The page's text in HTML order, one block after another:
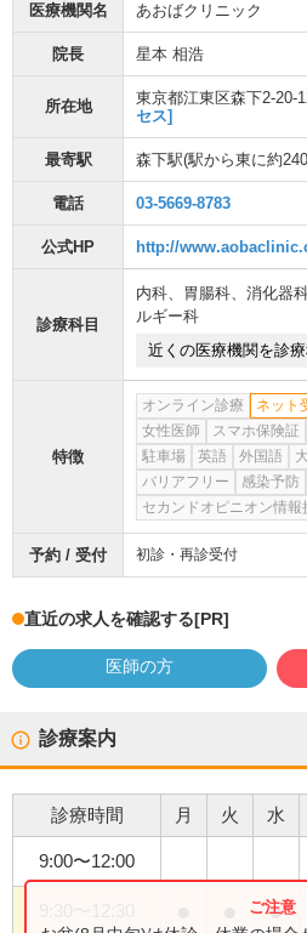
医療機関名 あおばクリニック
院長 星本 相浩
所在地 東京都江東区森下2-20-
セス]
最寄駅 森下駅(駅から東に約
電話 03-5669-8783
公式HP http://
診療科目
内科、 胃腸科、 消化器
ルギー科
近くの医療機関を診
特徴
オンライン診療 ネット
女性医師
スマホ保険証
駐車場
英語 外国語
バリアフリー
感染予防
セカンドオピニオン情報
予約 / 受付 初診・再診受付
直近の求人を確認する[PR]
医師の方
診療案内
診療時間 月 火 水
9:00〜12:00
●